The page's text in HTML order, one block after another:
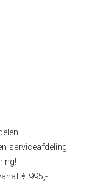
serviceafdeling
€ 995,-